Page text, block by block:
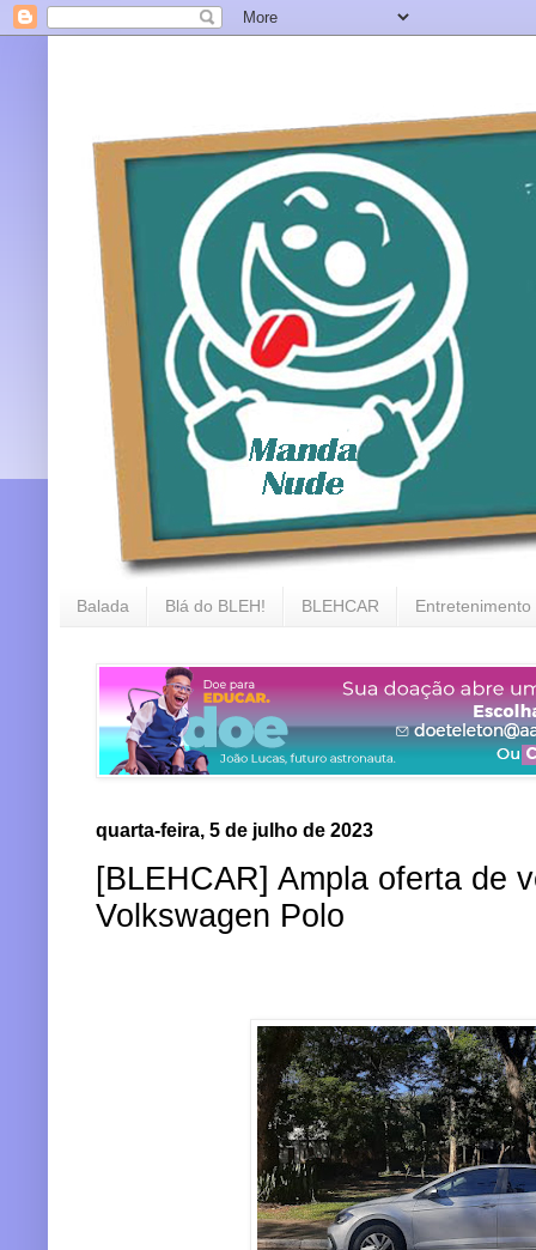
Balada Blá do BLEH! BLEHCAR Entretenimento
quarta-feira, 5 de julho de 2023
[BLEHCAR] Ampla oferta de
Volkswagen Polo